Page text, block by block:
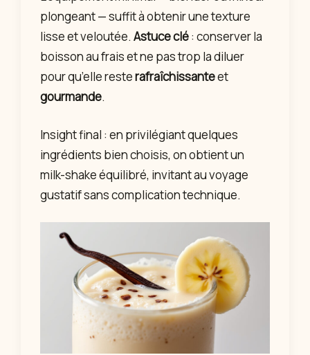
plongeant — suffit à obtenir une texture
lisse et veloutée. Astuce clé: conserver la
boisson au frais et ne pas trop la diluer
pour qu’elle resterafraîchissanteet
gourmande.
Insight final : en privilégiant quelques
ingrédients bien choisis, on obtient un
milk-shake équilibré, invitant au voyage
gustatif sans complication technique.